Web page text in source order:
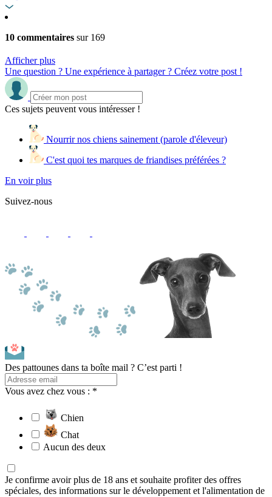
10 commentaires sur 169
Afficher plus
Une question ? Une expérience à partager ? Créez votre post !
Ces sujets peuvent vous intéresser !
Nourrir nos chiens sainement (parole d'éleveur)
C'est quoi tes marques de friandises préférées ?
En voir plus
Suivez-nous
Des pattounes dans ta boîte mail ? C’est parti !
Vous avez chez vous : *
Chien
Chat
Aucun des deux
Je confirme avoir plus de 18 ans et souhaite profiter des offres
spéciales, des informations sur le développement et l'alimentation de